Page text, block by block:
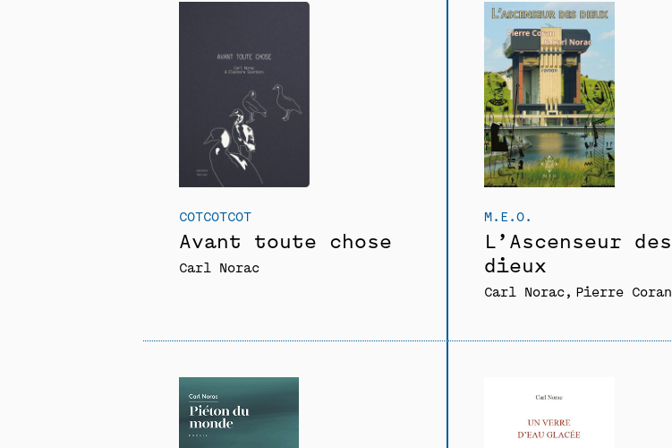
COTCOTCOT
Avant toute chose
Carl Norac
M.E.O.
L’Ascenseur des
dieux
Carl Norac Pierre Coran